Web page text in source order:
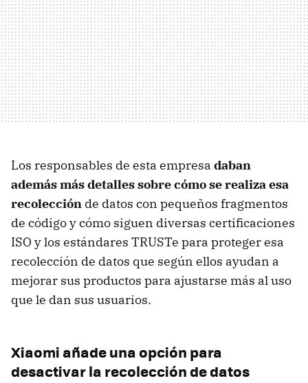
Los responsables de esta empresa daban
además más detalles sobre cómo se realiza esa
recolección de datos con pequeños fragmentos
de código y cómo siguen diversas certificaciones
ISO y los estándares TRUSTe para proteger esa
recolección de datos que según ellos ayudan a
mejorar sus productos para ajustarse más al uso
que le dan sus usuarios.
Xiaomi añade una opción para
desactivar la recolección de datos